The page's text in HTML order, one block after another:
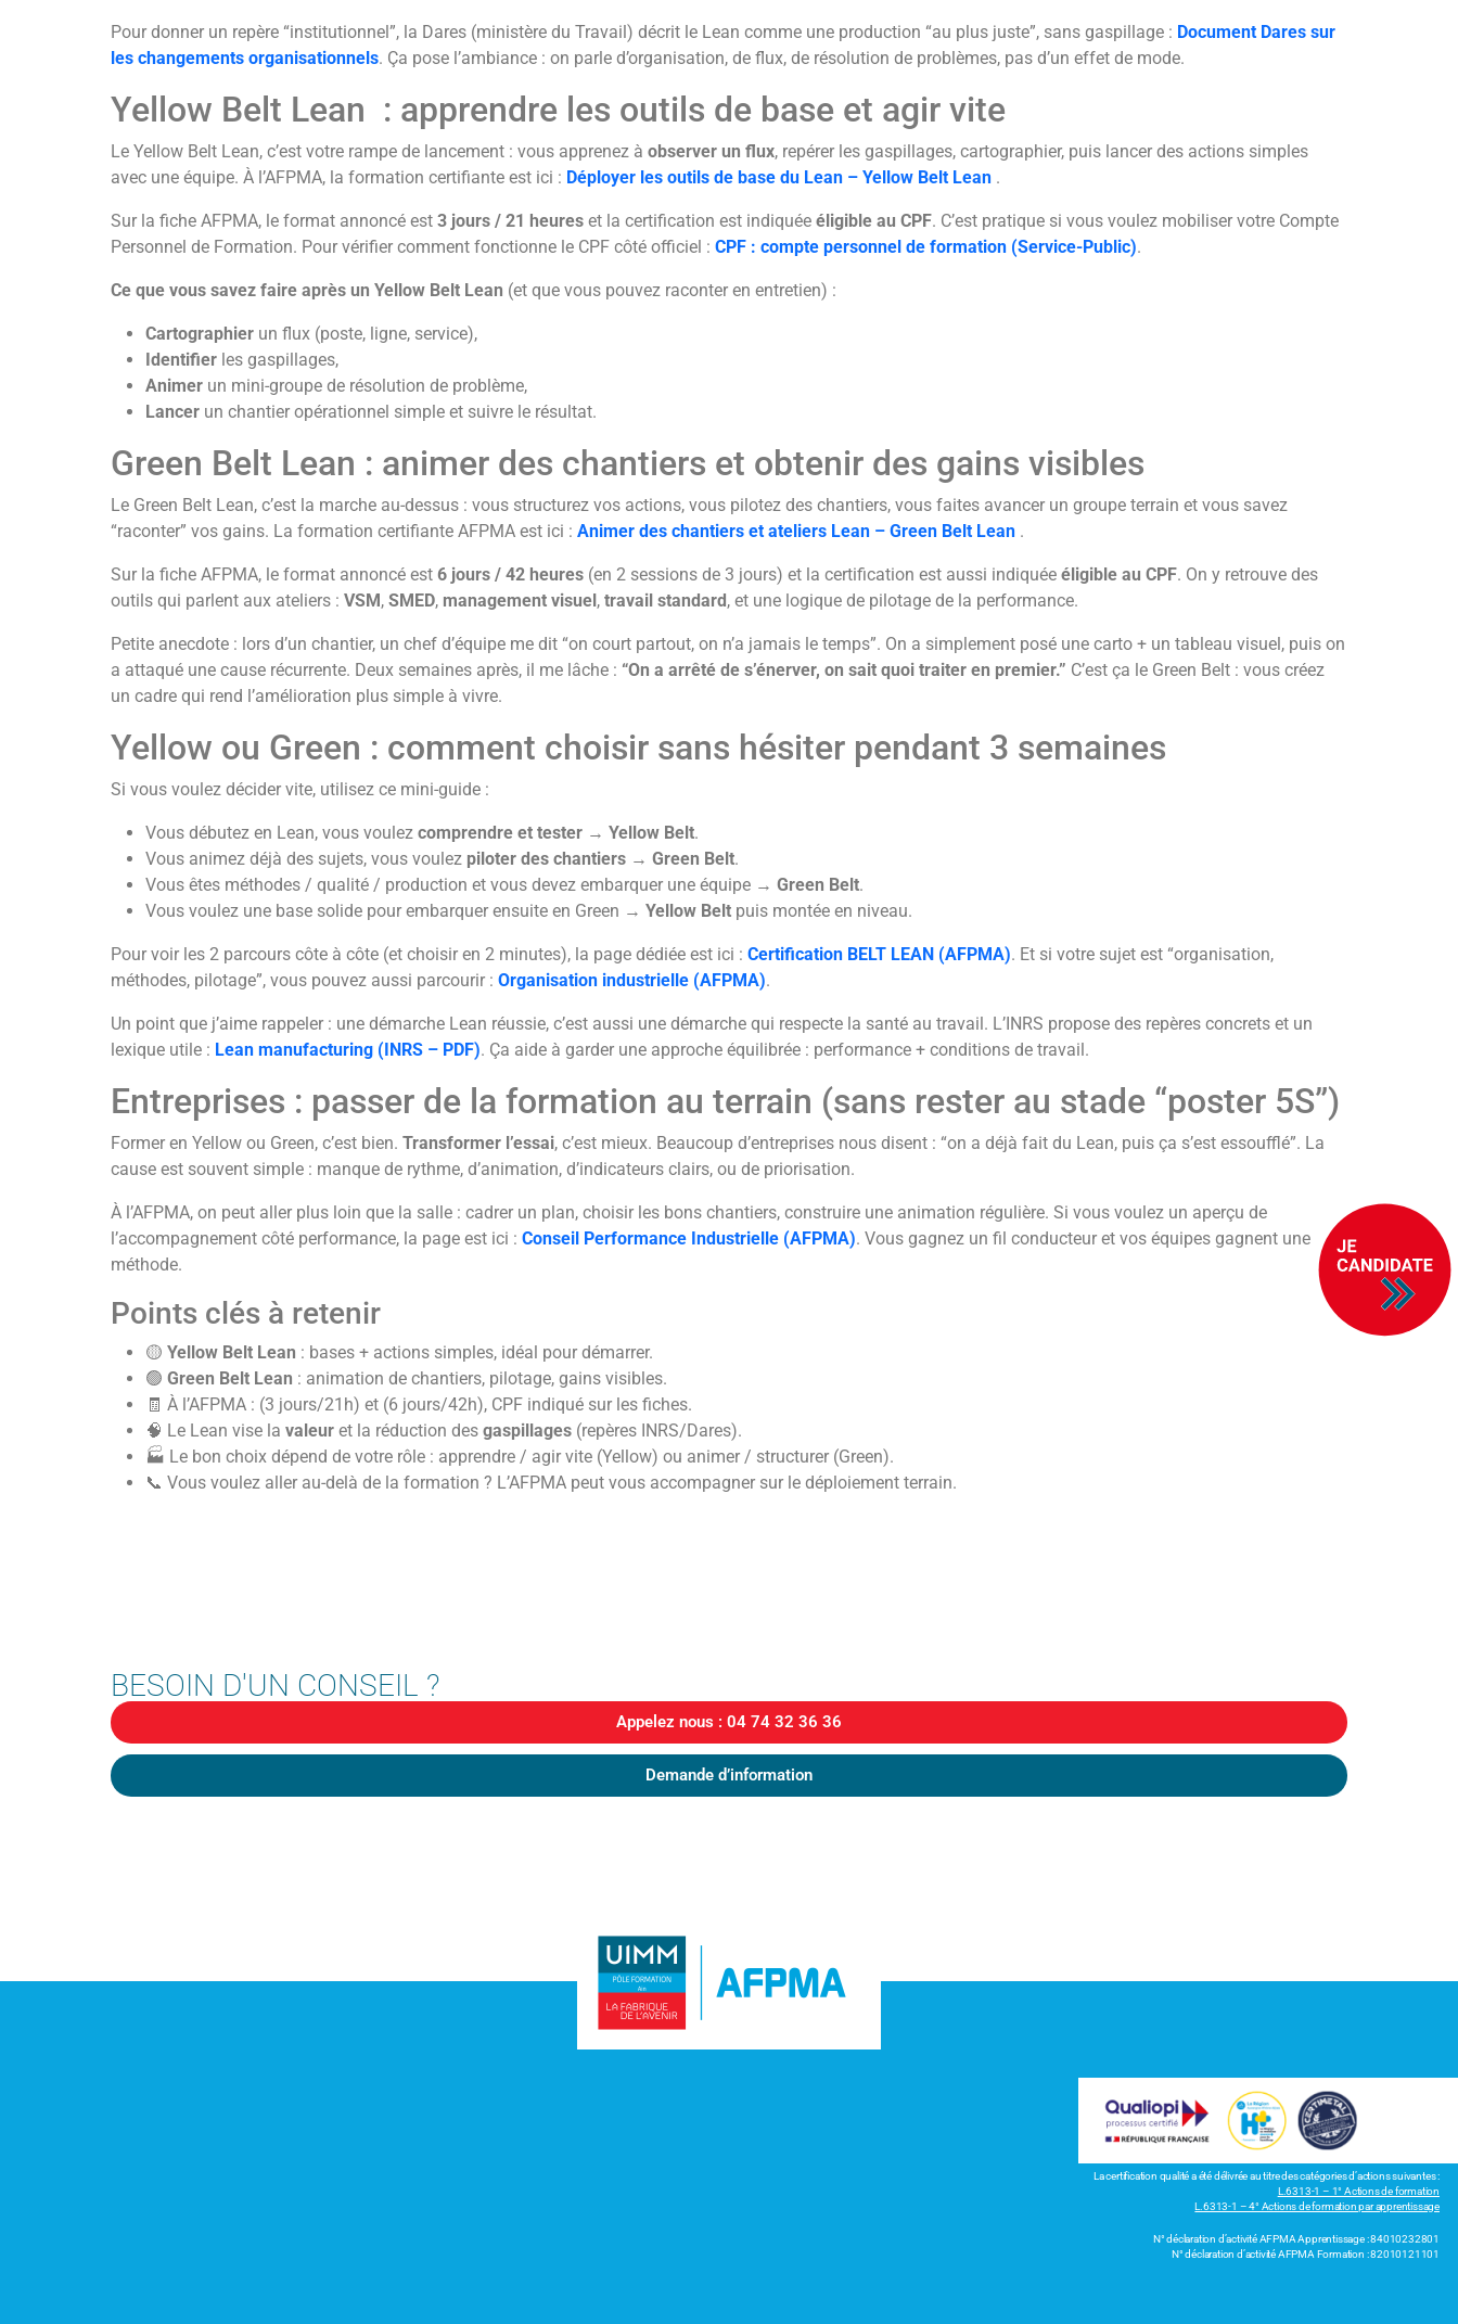
Pour donner un repère “institutionnel”, la Dares (ministère du Travail) décrit le Lean comme une production “au plus juste”, sans gaspillage : Document Dares sur
les changements organisationnels. Ça pose l’ambiance : on parle d’organisation, de flux, de résolution de problèmes, pas d’un effet de mode.
Yellow Belt Lean : apprendre les outils de base et agir vite
Le Yellow Belt Lean, c’est votre rampe de lancement : vous apprenez à observer un flux, repérer les gaspillages, cartographier, puis lancer des actions simples
avec une équipe. À l’AFPMA, la formation certifiante est ici : Déployer les outils de base du Lean – Yellow Belt Lean .
Sur la fiche AFPMA, le format annoncé est 3 jours / 21 heures et la certification est indiquée éligible au CPF. C’est pratique si vous voulez mobiliser votre Compte
Personnel de Formation. Pour vérifier comment fonctionne le CPF côté officiel : CPF : compte personnel de formation (Service-Public).
Ce que vous savez faire après un Yellow Belt Lean (et que vous pouvez raconter en entretien) :
Cartographier un flux (poste, ligne, service),
Identifier les gaspillages,
Animer un mini-groupe de résolution de problème,
Lancer un chantier opérationnel simple et suivre le résultat.
Green Belt Lean : animer des chantiers et obtenir des gains visibles
Le Green Belt Lean, c’est la marche au-dessus : vous structurez vos actions, vous pilotez des chantiers, vous faites avancer un groupe terrain et vous savez
“raconter” vos gains. La formation certifiante AFPMA est ici : Animer des chantiers et ateliers Lean – Green Belt Lean .
Sur la fiche AFPMA, le format annoncé est 6 jours / 42 heures (en 2 sessions de 3 jours) et la certification est aussi indiquée éligible au CPF. On y retrouve des
outils qui parlent aux ateliers : VSM, SMED, management visuel, travail standard, et une logique de pilotage de la performance.
Petite anecdote : lors d’un chantier, un chef d’équipe me dit “on court partout, on n’a jamais le temps”. On a simplement posé une carto + un tableau visuel, puis on
a attaqué une cause récurrente. Deux semaines après, il me lâche : “On a arrêté de s’énerver, on sait quoi traiter en premier.” C’est ça le Green Belt : vous créez
un cadre qui rend l’amélioration plus simple à vivre.
Yellow ou Green : comment choisir sans hésiter pendant 3 semaines
Si vous voulez décider vite, utilisez ce mini-guide :
Vous débutez en Lean, vous voulez comprendre et tester → Yellow Belt.
Vous animez déjà des sujets, vous voulez piloter des chantiers → Green Belt.
Vous êtes méthodes / qualité / production et vous devez embarquer une équipe → Green Belt.
Vous voulez une base solide pour embarquer ensuite en Green → Yellow Belt puis montée en niveau.
Pour voir les 2 parcours côte à côte (et choisir en 2 minutes), la page dédiée est ici : Certification BELT LEAN (AFPMA). Et si votre sujet est “organisation,
méthodes, pilotage”, vous pouvez aussi parcourir : Organisation industrielle (AFPMA).
Un point que j’aime rappeler : une démarche Lean réussie, c’est aussi une démarche qui respecte la santé au travail. L’INRS propose des repères concrets et un
lexique utile : Lean manufacturing (INRS – PDF). Ça aide à garder une approche équilibrée : performance + conditions de travail.
Entreprises : passer de la formation au terrain (sans rester au stade “poster 5S”)
Former en Yellow ou Green, c’est bien. Transformer l’essai, c’est mieux. Beaucoup d’entreprises nous disent : “on a déjà fait du Lean, puis ça s’est essoufflé”. La
cause est souvent simple : manque de rythme, d’animation, d’indicateurs clairs, ou de priorisation.
À l’AFPMA, on peut aller plus loin que la salle : cadrer un plan, choisir les bons chantiers, construire une animation régulière. Si vous voulez un aperçu de
l’accompagnement côté performance, la page est ici : Conseil Performance Industrielle (AFPMA). Vous gagnez un fil conducteur et vos équipes gagnent une
méthode.
Points clés à retenir
🟡 Yellow Belt Lean : bases + actions simples, idéal pour démarrer.
🟢 Green Belt Lean : animation de chantiers, pilotage, gains visibles.
🧾 À l’AFPMA : (3 jours/21h) et (6 jours/42h), CPF indiqué sur les fiches.
🧠 Le Lean vise la valeur et la réduction des gaspillages (repères INRS/Dares).
🏭 Le bon choix dépend de votre rôle : apprendre / agir vite (Yellow) ou animer / structurer (Green).
📞 Vous voulez aller au-delà de la formation ? L’AFPMA peut vous accompagner sur le déploiement terrain.
BESOIN D'UN CONSEIL ?
Appelez nous : 04 74 32 36 36
Demande d’information
La certification qualité a été délivrée au titre des catégories d’actions suivantes :
L.6313-1 – 1° Actions de formation
L.6313-1 – 4° Actions de formation par apprentissage
N° déclaration d’activité AFPMA Apprentissage : 84010232801
N° déclaration d’activité AFPMA Formation : 82010121101